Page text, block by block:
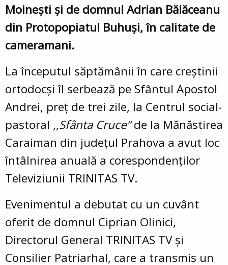
Moinești și de domnul Adrian Bălăceanu
din Protopopiatul Buhuși, în calitate de
cameramani.
La începutul săptămânii în care creștinii
ortodocși îl serbează pe Sfântul Apostol
Andrei, preț de trei zile, la Centrul social-
pastoral ,,Sfânta Cruce”de la Mănăstirea
Caraiman din județul Prahova a avut loc
întâlnirea anuală a corespondenților
Televiziunii TRINITAS TV.
Evenimentul a debutat cu un cuvânt
oferit de domnul Ciprian Olinici,
Directorul General TRINITAS TV și
Consilier Patriarhal, care a transmis un